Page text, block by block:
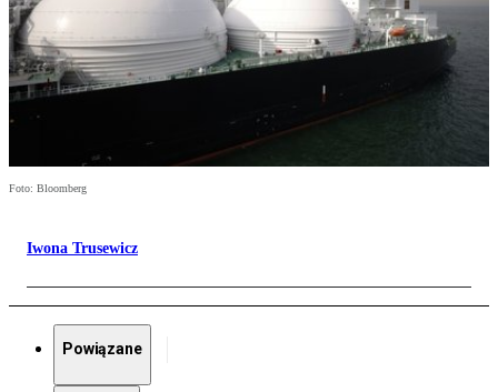
Foto: Bloomberg
Iwona Trusewicz
Powiązane